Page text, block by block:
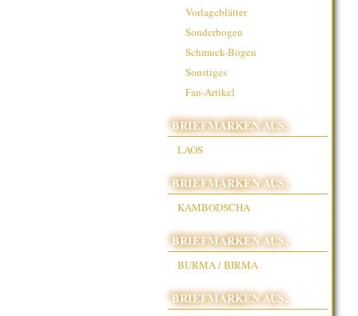
Vorlageblätter
Sonderbogen
Schmuck-Bögen
Sonstiges
Fan-Artikel
BRIEFMARKEN AUS:
LAOS
BRIEFMARKEN AUS:
KAMBODSCHA
BRIEFMARKEN AUS:
BURMA / BIRMA
BRIEFMARKEN AUS: